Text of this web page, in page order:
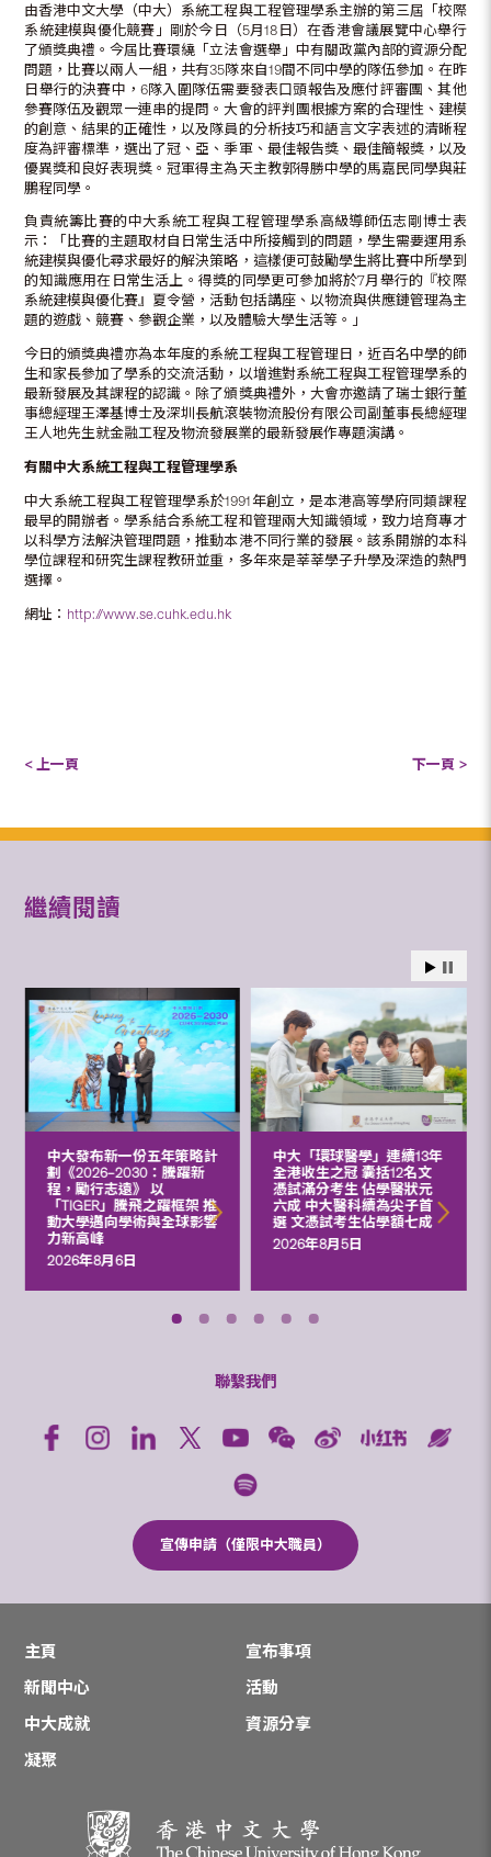
由香港中文大學（中大）系統工程與工程管理學系主辦的第三屆「校際
系統建模與優化競賽」剛於今日（5月18日）在香港會議展覽中心舉行
了頒獎典禮。今屆比賽環繞「立法會選舉」中有關政黨內部的資源分配
問題，比賽以兩人一組，共有35隊來自19間不同中學的隊伍參加。在昨
日舉行的決賽中，6隊入圍隊伍需要發表口頭報告及應付評審團、其他
參賽隊伍及觀眾一連串的提問。大會的評判團根據方案的合理性、建模
的創意、結果的正確性，以及隊員的分析技巧和語言文字表述的清晰程
度為評審標準，選出了冠、亞、季軍、最佳報告獎、最佳簡報獎，以及
優異獎和良好表現獎。冠軍得主為天主教郭得勝中學的馬嘉民同學與莊
鵬程同學。
負責統籌比賽的中大系統工程與工程管理學系高級導師伍志剛博士表
示：「比賽的主題取材自日常生活中所接觸到的問題，學生需要運用系
統建模與優化尋求最好的解決策略，這樣便可鼓勵學生將比賽中所學到
的知識應用在日常生活上。得獎的同學更可參加將於7月舉行的『校際
系統建模與優化賽』夏令營，活動包括講座、以物流與供應鏈管理為主
題的遊戲、競賽、參觀企業，以及體驗大學生活等。」
今日的頒獎典禮亦為本年度的系統工程與工程管理日，近百名中學的師
生和家長參加了學系的交流活動，以增進對系統工程與工程管理學系的
最新發展及其課程的認識。除了頒獎典禮外，大會亦邀請了瑞士銀行董
事總經理王澤基博士及深圳長航滾裝物流股份有限公司副董事長總經理
王人地先生就金融工程及物流發展業的最新發展作專題演講。
有關中大系統工程與工程管理學系
中大系統工程與工程管理學系於1991年創立，是本港高等學府同類課程
最早的開辦者。學系結合系統工程和管理兩大知識領域，致力培育專才
以科學方法解決管理問題，推動本港不同行業的發展。該系開辦的本科
學位課程和研究生課程教研並重，多年來是莘莘學子升學及深造的熱門
選擇。
網址： http://www.se.cuhk.edu.hk
< 上一頁 下一頁 >
繼續閱讀
中大發布新一份五年策略計
劃《2026‒2030：騰躍新
程，勵行志遠》 以
「TIGER」騰飛之躍框架 推
動大學邁向學術與全球影響
力新高峰
2026年8月6日
中大「環球醫學」連續13年
全港收生之冠 囊括12名文
憑試滿分考生 佔學醫狀元
六成 中大醫科續為尖子首
選 文憑試考生佔學額七成
2026年8月5日
聯繫我們
宣傳申請（僅限中大職員）
主頁
宣布事項
新聞中心
活動
中大成就
資源分享
凝聚